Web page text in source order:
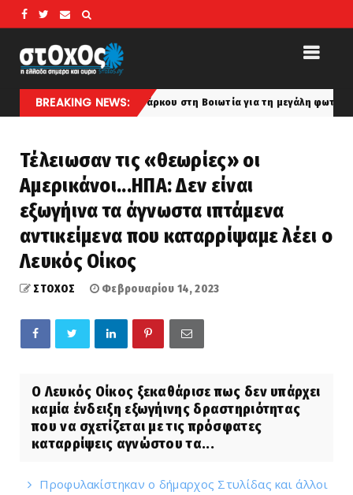
BREAKING NEWS:
του αιολικού πάρκου στη Βοιωτία για τη μεγάλη φωτιά! Στο
Τέλειωσαν τις «θεωρίες» οι
Αμερικάνοι...ΗΠΑ: Δεν είναι
εξωγήινα τα άγνωστα ιπτάμενα
αντικείμενα που καταρρίψαμε λέει ο
Λευκός Οίκος
ΣΤΟΧΟΣ Φεβρουαρίου 14, 2023
Ο Λευκός Οίκος ξεκαθάρισε πως δεν υπάρχει
καμία ένδειξη εξωγήινης δραστηριότητας
που να σχετίζεται με τις πρόσφατες
καταρρίψεις αγνώστου τα...
Προφυλακίστηκαν ο δήμαρχος Στυλίδας και άλλοι